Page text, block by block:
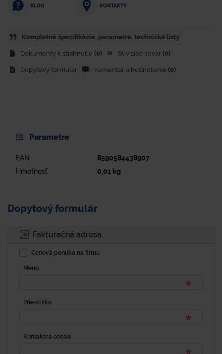
BLOG KONTAKTY
Kompletné špecifikácie, parametre. technické listy
Dokumenty k stiahnutiu (0) Súvisiaci tovar (0)
Dopytový formulár Komentár a hodnotenie (0)
Parametre
EAN
8590584438907
Hmotnosť
0,01kg
Dopytový formulár
Fakturačná adresa
Cenová ponuka na firmu
Meno
Priezvisko
Kontaktná osoba